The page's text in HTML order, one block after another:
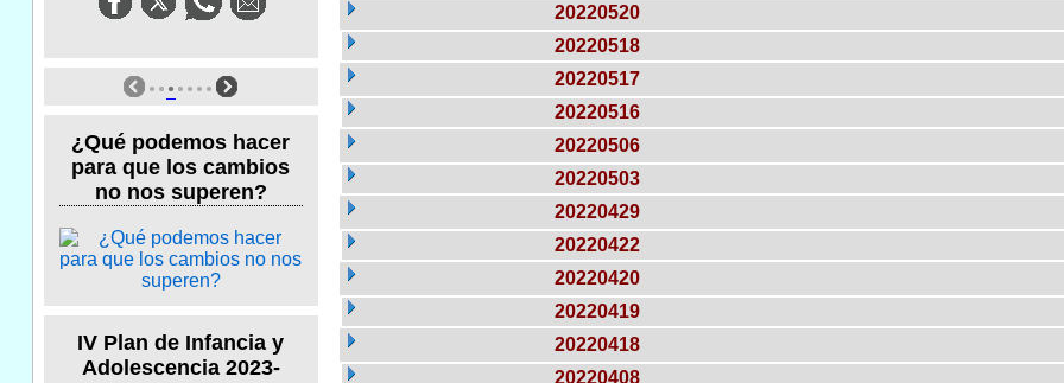
¿Qué podemos hacer
para que los cambios
no nos superen?
IV Plan de Infancia y
Adolescencia 2023-
20220520
20220518
20220517
20220516
20220506
20220503
20220429
20220422
20220420
20220419
20220418
20220408